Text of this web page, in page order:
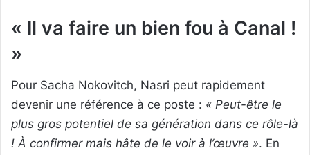
« Il va faire un bien fou à Canal !
»
Pour Sacha Nokovitch, Nasri peut rapidement
devenir une référence à ce poste : « Peut-être le
plus gros potentiel de sa génération dans ce rôle-là
! À confirmer mais hâte de le voir à l’œuvre ». En